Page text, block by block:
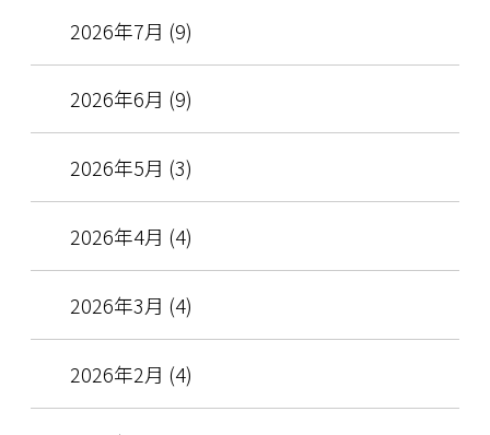
2026年7月 (9)
2026年6月 (9)
2026年5月 (3)
2026年4月 (4)
2026年3月 (4)
2026年2月 (4)